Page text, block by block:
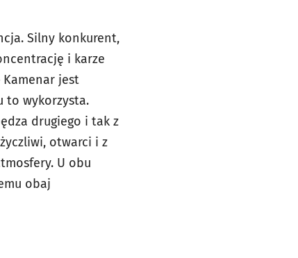
Silny konkurent,
i karze
Kamenar jest
to wykorzysta.
drugiego i tak z
otwarci i z
U obu
obaj